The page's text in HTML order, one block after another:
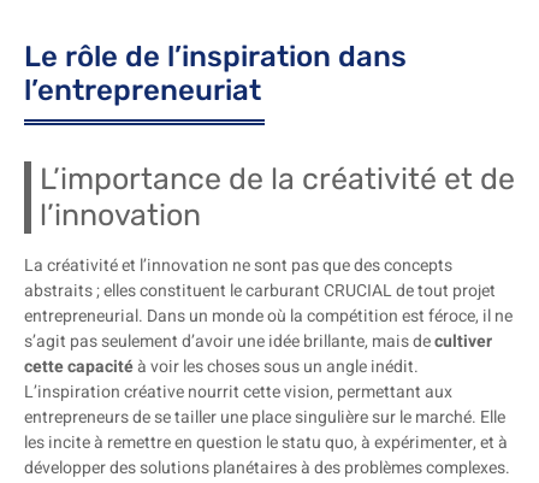
Le rôle de l’inspiration dans
l’entrepreneuriat
L’importance de la créativité et de
l’innovation
La créativité et l’innovation ne sont pas que des concepts
abstraits ; elles constituent le carburant CRUCIAL de tout projet
entrepreneurial. Dans un monde où la compétition est féroce, il ne
s’agit pas seulement d’avoir une idée brillante, mais decultiver
cette capacitéà voir les choses sous un angle inédit.
L’inspiration créative nourrit cette vision, permettant aux
entrepreneurs de se tailler une place singulière sur le marché. Elle
les incite à remettre en question le statu quo, à expérimenter, et à
développer des solutions planétaires à des problèmes complexes.